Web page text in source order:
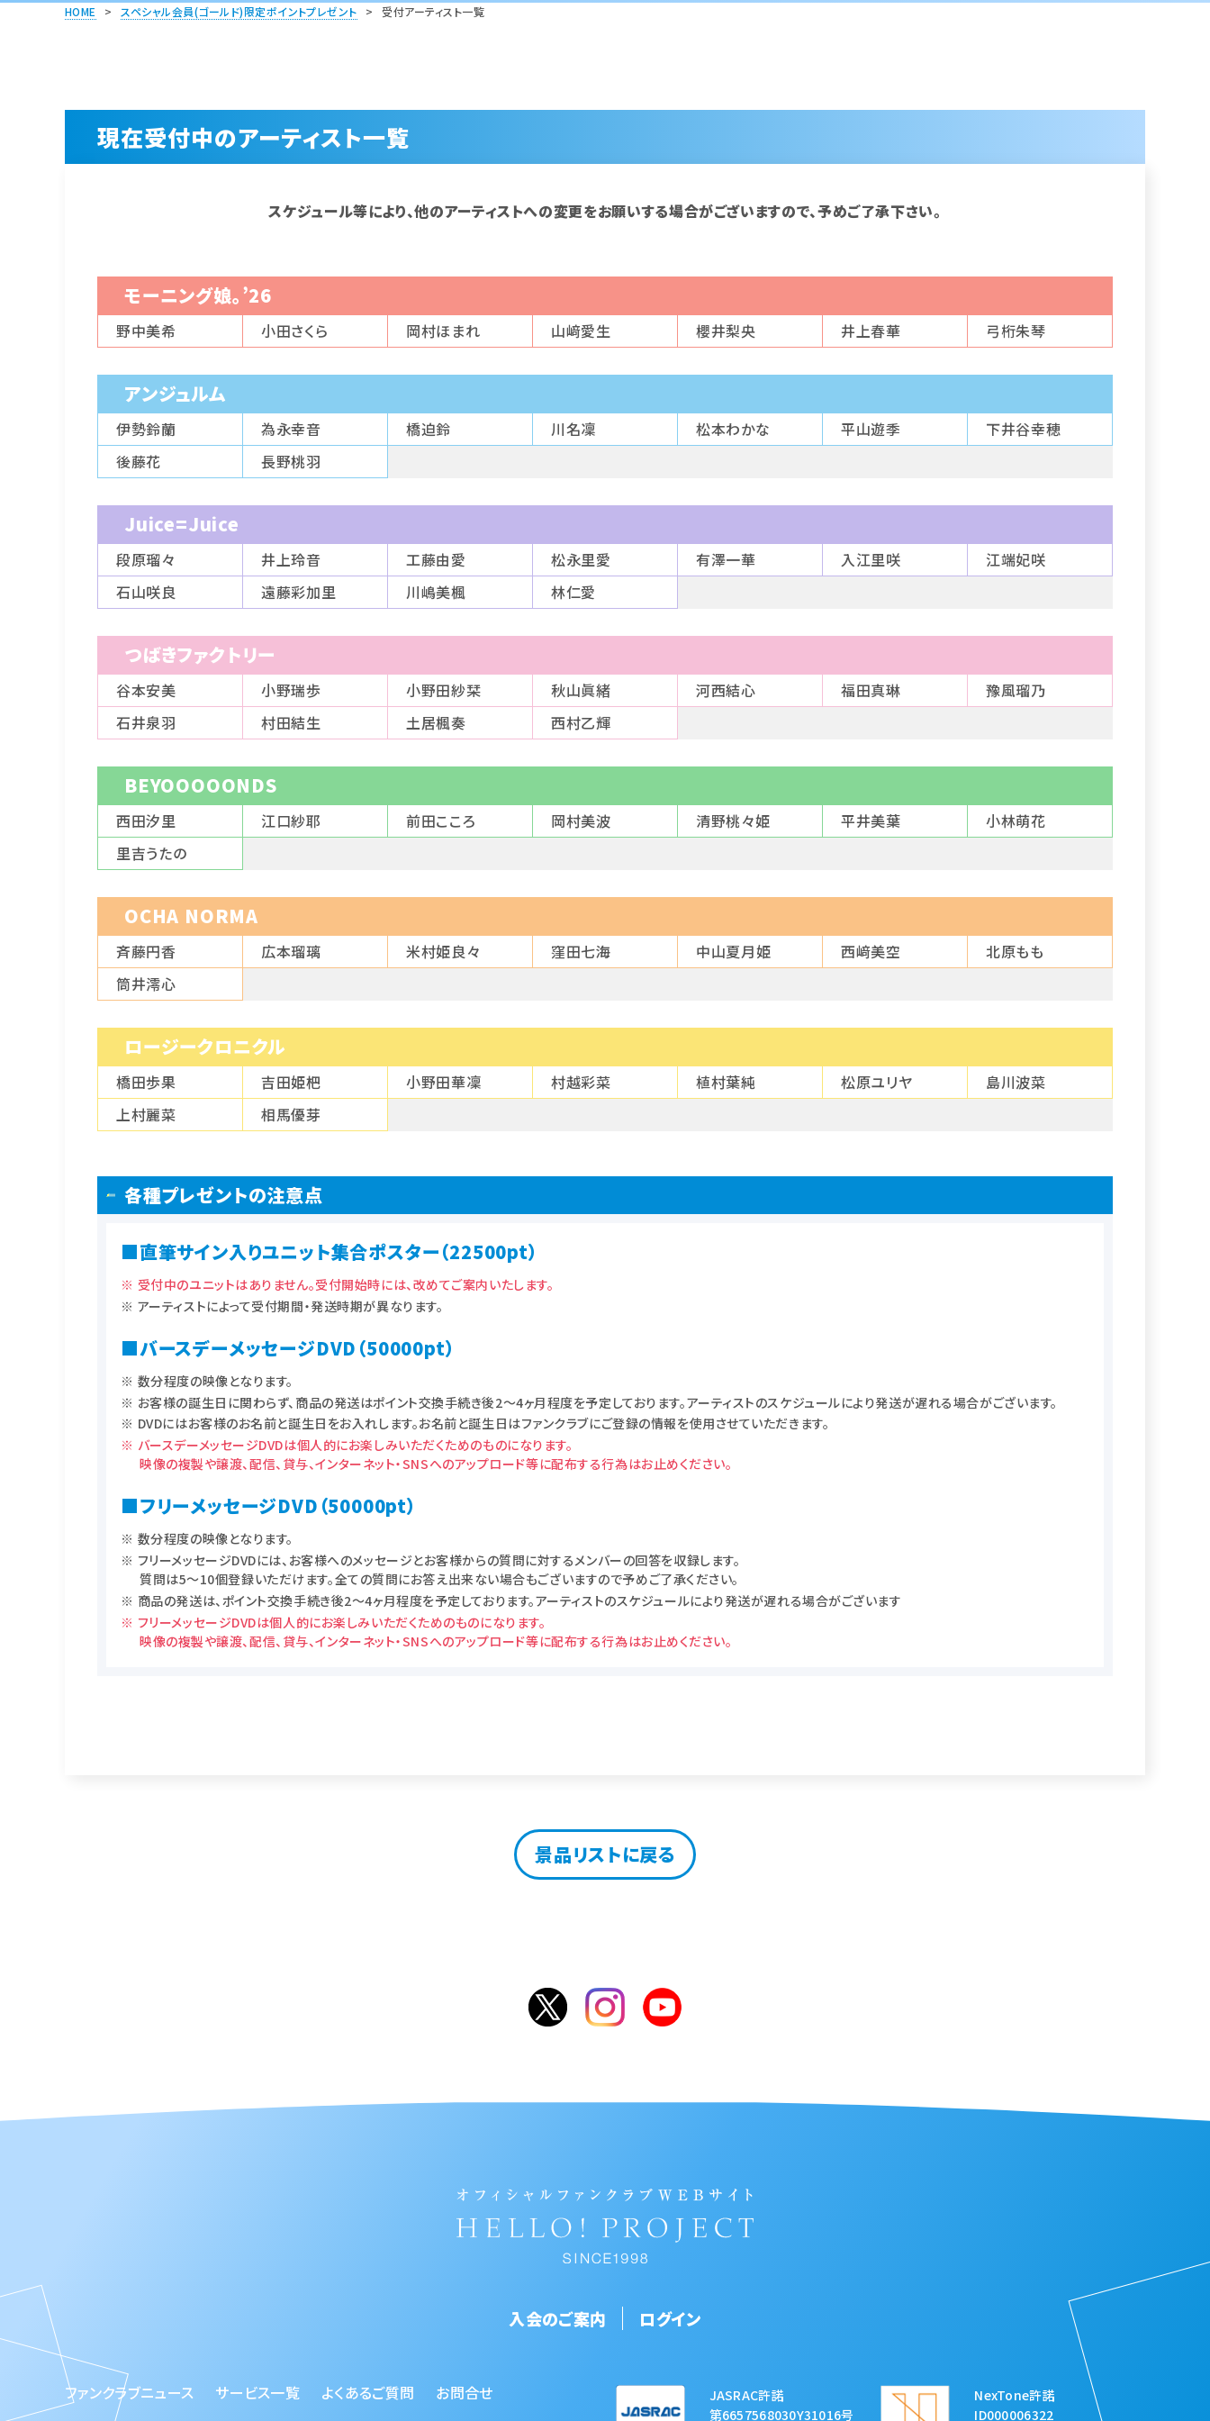
HOME > スペシャル会員(ゴールド)限定ポイントプレゼント > 受付アーティスト一覧
現在受付中のアーティスト一覧
スケジュール等により、他のアーティストへの変更をお願いする場合がございますので、予めご了承下さい。
モーニング娘。’26
野中美希 小田さくら 岡村ほまれ 山﨑愛生 櫻井梨央 井上春華 弓桁朱琴
アンジュルム
伊勢鈴蘭 為永幸音 橋迫鈴 川名凜 松本わかな 平山遊季
下井谷幸穂
後藤花
長野桃羽
Juice=Juice
段原瑠々 井上玲音 工藤由愛 松永里愛 有澤一華 入江里咲
江端妃咲
石山咲良
遠藤彩加里 川嶋美楓 林仁愛
つばきファクトリー
谷本安美 小野瑞歩 小野田紗栞 秋山眞緒 河西結心 福田真琳
豫風瑠乃
石井泉羽
村田結生 土居楓奏 西村乙輝
BEYOOOOONDS
西田汐里 江口紗耶 前田こころ 岡村美波 清野桃々姫 平井美葉
小林萌花
里吉うたの
OCHA NORMA
斉藤円香 広本瑠璃 米村姫良々 窪田七海 中山夏月姫 西﨑美空
北原もも
筒井澪心
ロージークロニクル
橋田歩果 吉田姫杷 小野田華凜 村越彩菜 植村葉純 松原ユリヤ
島川波菜
上村麗菜
相馬優芽
各種プレゼントの注意点
■直筆サイン入りユニット集合ポスター（22500pt）
受付中のユニットはありません。受付開始時には、改めてご案内いたします。
アーティストによって受付期間・発送時期が異なります。
■バースデーメッセージDVD（50000pt）
数分程度の映像となります。
お客様の誕生日に関わらず、商品の発送はポイント交換手続き後2〜4ヶ月程度を予定しております。アーティストのスケジュールにより発送が遅れる場合がございます。
DVDにはお客様のお名前と誕生日をお入れします。お名前と誕生日はファンクラブにご登録の情報を使用させていただきます。
バースデーメッセージDVDは個人的にお楽しみいただくためのものになります。
映像の複製や譲渡、配信、貸与、インターネット・SNSへのアップロード等に配布する行為はお止めください。
■フリーメッセージDVD（50000pt）
数分程度の映像となります。
フリーメッセージDVDには、お客様へのメッセージとお客様からの質問に対するメンバーの回答を収録します。
質問は5〜10個登録いただけます。全ての質問にお答え出来ない場合もございますので予めご了承ください。
商品の発送は、ポイント交換手続き後2〜4ヶ月程度を予定しております。アーティストのスケジュールにより発送が遅れる場合がございます
フリーメッセージDVDは個人的にお楽しみいただくためのものになります。
映像の複製や譲渡、配信、貸与、インターネット・SNSへのアップロード等に配布する行為はお止めください。
景品リストに戻る
入会のご案内 ログイン
ファンクラブニュース サービス一覧 よくあるご質問 お問合せ
JASRAC許諾
第6657568030Y31016号
NexTone許諾
ID000006322